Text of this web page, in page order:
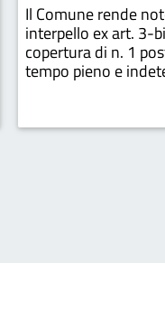
Il Comune rende
interpello ex art. 3-
copertura di n. 1
tempo pieno e